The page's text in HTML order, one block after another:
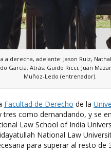
a derecha, adelante: Jason Ruiz,
García. Atrás: Guido Ricci, Juan
Muñoz-Ledo (entrenador).
Facultad de Derecho de la
tres como demandando, y se
Law School of India
National Law
para superar al resto de